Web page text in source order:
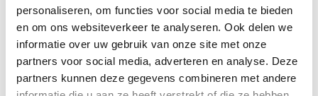
personaliseren, om functies voor social media te bieden
en om ons websiteverkeer te analyseren. Ook delen we
informatie over uw gebruik van onze site met onze
partners voor social media, adverteren en analyse. Deze
partners kunnen deze gegevens combineren met andere
Elektrische Boxspring Delux -
Stel zelf samen
Vaste